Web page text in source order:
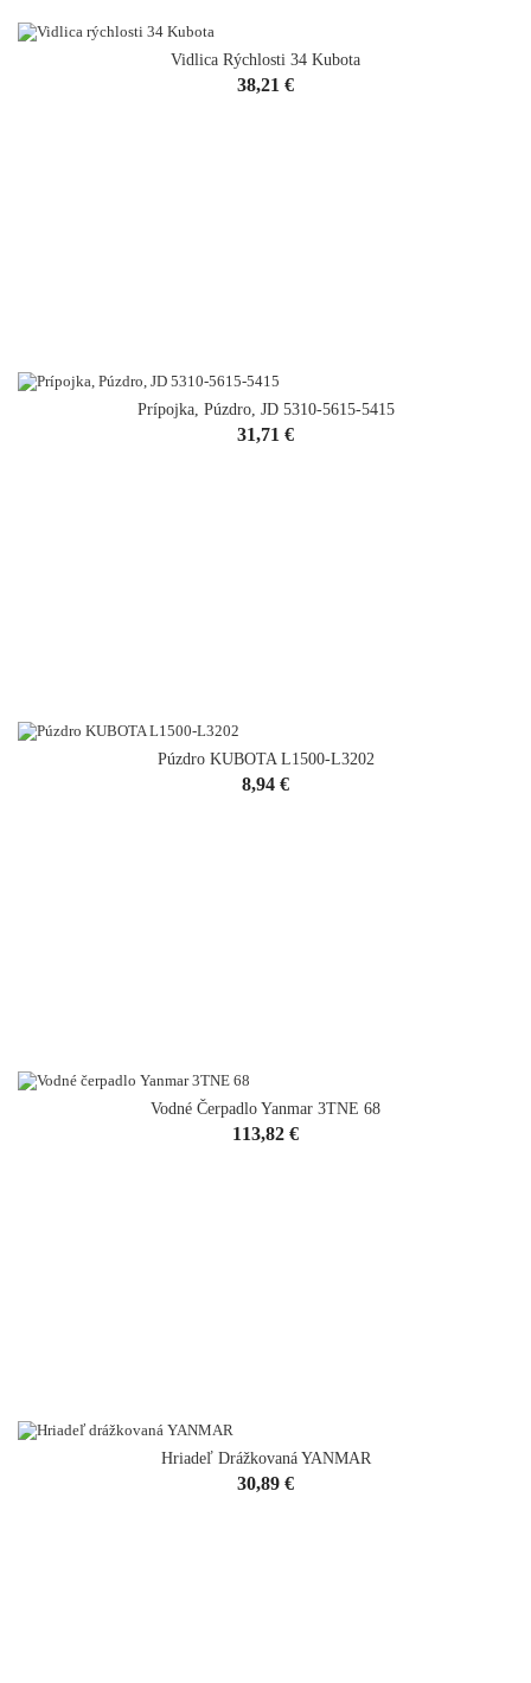
Vidlica Rýchlosti 34 Kubota
Cena
38,21 €
Prípojka, Púzdro, JD 5310-5615-5415
Cena
31,71 €
Púzdro KUBOTA L1500-L3202
Cena
8,94 €
Vodné Čerpadlo Yanmar 3TNE 68
Cena
113,82 €
Hriadeľ Drážkovaná YANMAR
Cena
30,89 €